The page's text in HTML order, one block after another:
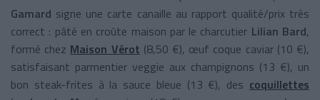
Gamard signe une carte canaille au rapport qualité/prix très
correct : pâté en croûte maison par le charcutier Lilian Bard,
formé chez Maison Vérot (8,50 €), œuf coque caviar (10 €),
satisfaisant parmentier veggie aux champignons (13 €), un
bon steak-frites à la sauce bleue (13 €), des coquillettes